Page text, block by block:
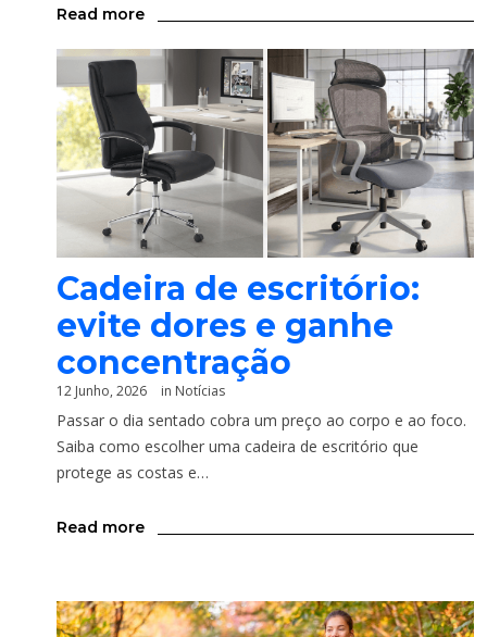
Read more
Cadeira de escritório:
evite dores e ganhe
concentração
12 Junho, 2026 in Notícias
Passar o dia sentado cobra um preço ao corpo e ao foco.
Saiba como escolher uma cadeira de escritório que
protege as costas e…
Read more